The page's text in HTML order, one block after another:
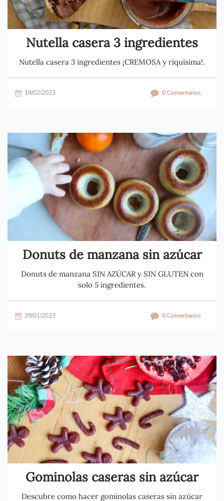
Nutella casera 3 ingredientes
Nutella casera 3 ingredientes ¡CREMOSA y riquísima!.
19/02/2023 0 Comentarios
Donuts de manzana sin azúcar
Donuts de manzana SIN AZÚCAR y SIN GLUTEN con
solo 5 ingredientes.
29/01/2023 0 Comentarios
Gominolas caseras sin azúcar
Descubre como hacer gominolas caseras sin azúcar